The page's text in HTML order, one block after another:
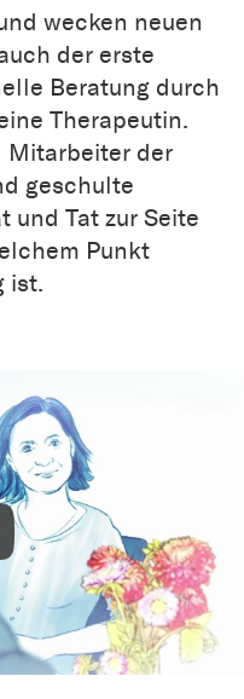
wecken neuen
der erste
Beratung durch
Therapeutin.
Mitarbeiter der
geschulte
und Tat zur Seite
Punkt
ist.